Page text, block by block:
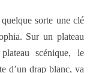
sorte une clé
Sur un plateau
scénique, le
d’un drap blanc, va